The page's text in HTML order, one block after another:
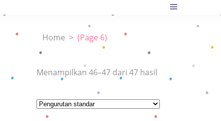
Home > (Page 6)
Menampilkan 46–47 dari 47 hasil